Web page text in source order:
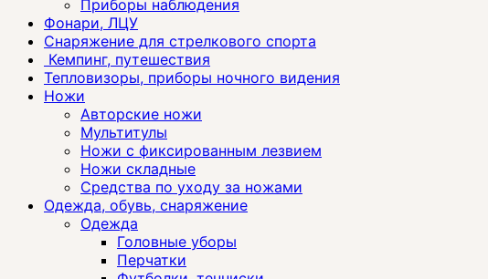
Приборы наблюдения
Фонари, ЛЦУ
Снаряжение для стрелкового спорта
Кемпинг, путешествия
Тепловизоры, приборы ночного видения
Ножи
Авторские ножи
Мультитулы
Ножи с фиксированным лезвием
Ножи складные
Средства по уходу за ножами
Одежда, обувь, снаряжение
Одежда
Головные уборы
Перчатки